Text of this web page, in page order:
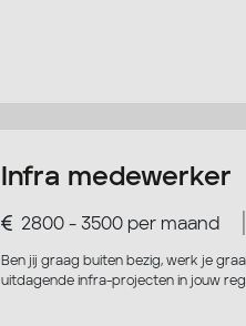
Infra medewerker
2800 - 3500 per maand
Ben jij graag buiten bezig, werk je
uitdagende infra-projecten in jouw